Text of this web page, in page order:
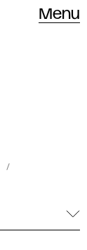
Menu